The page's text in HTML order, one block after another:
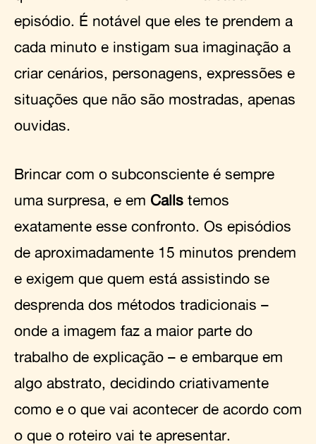
episódio. É notável que eles te prendem a
cada minuto e instigam sua imaginação a
criar cenários, personagens, expressões e
situações que não são mostradas, apenas
ouvidas.
Brincar com o subconsciente é sempre
uma surpresa, e em Calls temos
exatamente esse confronto. Os episódios
de aproximadamente 15 minutos prendem
e exigem que quem está assistindo se
desprenda dos métodos tradicionais –
onde a imagem faz a maior parte do
trabalho de explicação – e embarque em
algo abstrato, decidindo criativamente
como e o que vai acontecer de acordo com
o que o roteiro vai te apresentar.